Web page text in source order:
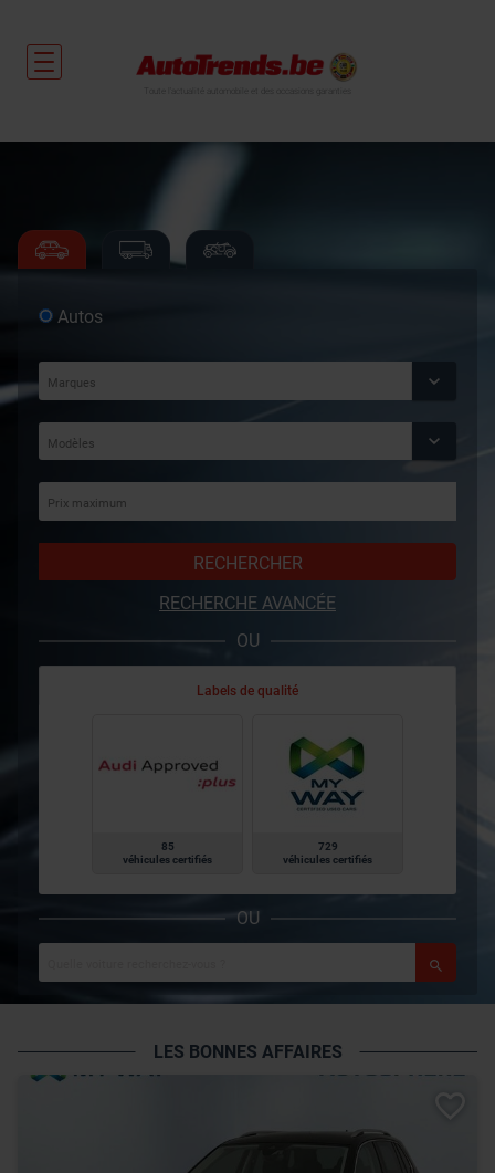
Autos
RECHERCHER
RECHERCHE AVANCÉE
OU
Labels de qualité
85
véhicules certifiés
729
véhicules certifiés
OU
LES BONNES AFFAIRES